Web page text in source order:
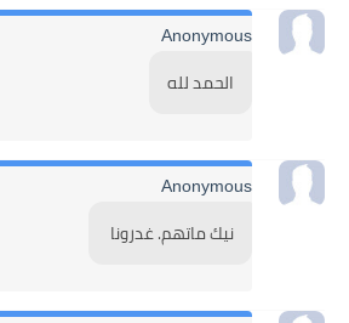
Anonymous
الحمد لله
Anonymous
نيك ماتهم. غدرونا